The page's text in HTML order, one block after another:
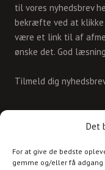
Det
For at give de bedste
gemme og/eller få
til vores nyhedsbrev
bekræfte ved at klikke
være et link til af
ønske det. God
Tilmeld dig
Skriv til os på